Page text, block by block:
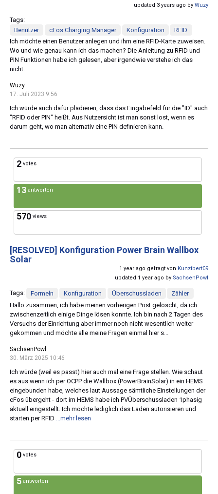
updated 3 years ago by Wuzy
Tags:
Benutzer
cFos Charging Manager Konfiguration
RFID
Ich möchte einen Benutzer anlegen und ihm eine RFID-Karte zuweisen.
Wo und wie genau kann ich das machen? Die Anleitung zu RFID und
PIN Funktionen habe ich gelesen, aber irgendwie verstehe ich das
nicht.
Wuzy
17. Juli 2023 9:56
Ich würde auch dafür plädieren, dass das Eingabefeld für die "ID" auch
"RFID oder PIN" heißt. Aus Nutzersicht ist man sonst lost, wenn es
darum geht, wo man alternativ eine PIN definieren kann.
2 votes
13 antworten
570 views
[RESOLVED] Konfiguration Power Brain Wallbox
Solar
1 year ago gefragt von Kunzibert09
updated 1 year ago by SachsenPowl
Tags: Formeln Konfiguration Überschussladen
Zähler
Hallo zusammen, ich habe meinen vorherigen Post gelöscht, da ich
zwischenzeitlich einige Dinge lösen konnte. Ich bin nach 2 Tagen des
Versuchs der Einrichtung aber immer noch nicht wesentlich weiter
gekommen und möchte alle meine Fragen einmal hier s...
SachsenPowl
30. März 2025 10:46
Ich würde (weil es passt) hier auch mal eine Frage stellen. Wie schaut
es aus wenn ich per OCPP die Wallbox (PowerBrainSolar) in ein HEMS
eingebunden habe, welches laut Aussage sämtliche Einstellungen der
cFos übergeht - dort im HEMS habe ich PVÜberschussladen 1phasig
aktuell eingestellt. Ich möchte lediglich das Laden autorisieren und
starten per RFID
...mehr lesen
0 votes
5 antworten